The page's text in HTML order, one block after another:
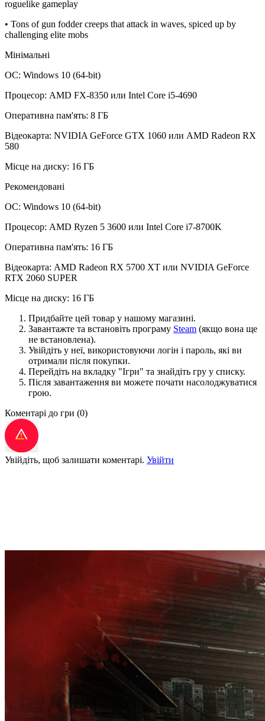
roguelike gameplay
• Tons of gun fodder creeps that attack in waves, spiced up by
challenging elite mobs
Мінімальні
ОС: Windows 10 (64-bit)
Процесор: AMD FX-8350 или Intel Core i5-4690
Оперативна пам'ять: 8 ГБ
Відеокарта: NVIDIA GeForce GTX 1060 или AMD Radeon RX
580
Місце на диску: 16 ГБ
Рекомендовані
ОС: Windows 10 (64-bit)
Процесор: AMD Ryzen 5 3600 или Intel Core i7-8700K
Оперативна пам'ять: 16 ГБ
Відеокарта: AMD Radeon RX 5700 XT или NVIDIA GeForce
RTX 2060 SUPER
Місце на диску: 16 ГБ
Придбайте цей товар у нашому магазині.
Завантажте та встановіть програму Steam (якщо вона ще
не встановлена).
Увійдіть у неї, використовуючи логін і пароль, які ви
отримали після покупки.
Перейдіть на вкладку "Ігри" та знайдіть гру у списку.
Після завантаження ви можете почати насолоджуватися
грою.
Коментарі до гри (0)
Увійдіть, щоб залишати коментарі. Увійти